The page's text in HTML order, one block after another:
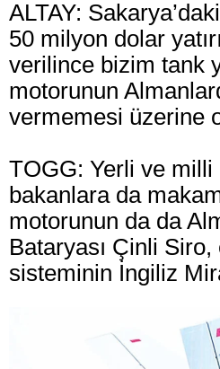
ALTAY:
50 milyon dolar
verilince bizim tank
motorunun
vermemesi üzerine
TOGG: Yerli ve milli
bakanlara da
motorunun da da
Bataryası Çinli
sisteminin İngiliz